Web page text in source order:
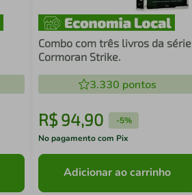
Combo com três livros da série
Cormoran Strike.
3.330 pontos
R$ 94,90 -5%
No pagamento com Pix
Adicionar ao carrinho